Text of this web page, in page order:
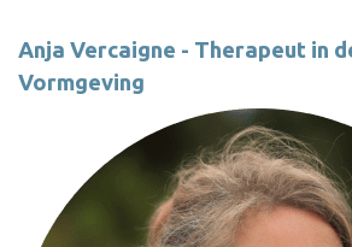
Anja Vercaigne - Therapeut in
Vormgeving